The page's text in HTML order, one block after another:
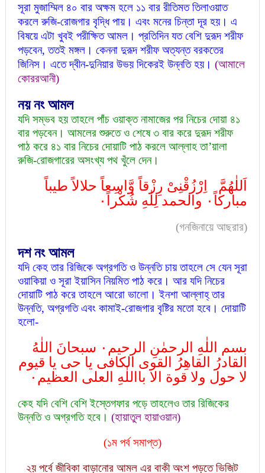
সূরা মুজাম্মিল ৪০ বার অক্ষম হলে ১১ বার রীতিমত তিলাওয়াত
করলে রুজি-রোজগার বৃদ্ধি পায়। এবং মনের চিন্তা দূর হয়। এ
বিষয়ে এটা খুবই পরীক্ষিত আমল। প্রতিদিন যত বেশি দুরূদ শরীফ
পড়বেন, ততই মঙ্গল। কেননা দুরূদ শরীফ অত্যন্ত বরকতের
জিনিস। এতে দ্বীন-দুনিয়ার উভয় দিকেরই উন্নতি হয়। (আমালে
কোররআনী)
নয়নং আমল
যদি সম্ভব হয় তাহলে পাঁচ ওয়াক্ত নামাজের পর নিচের দোয়া ৪১
বার পড়বেন। আমলের শুরুতে ও শেষে ৩ বার করে দুরূদ শরীফ
পাঠ করে ৪১ বার নিচের দোয়াটি পাঠ করলে আল্লাহ তা’য়ালা
রুজি-রোজগারের অসংখ্য পথ খুঁলে দেন।
اَللٰهُمَّ اِرْزُقْنِیْ رِزْقاً وَّاسِعاً حلالاً طيباً
مباركاً٠ والحمد لِلٰهِ شُكْراً٠
(গনজিনায়ে আছরার)
দশনং আমল
যদি কেহ তার রিজিকে অগ্রগতি ও উন্নতি চায় তাহলে সে যেন সূরা
ওয়াকিয়া ও সূরা ইয়াসিন নিয়মিত পাঠ করে। আর যদি নিচের
দোয়াটি পাঠ করে তাহলে আরো ভালো। ইনশা আল্লাহ্ তার
উন্নতি, অগ্রগতি এবং কামাই-রোজগার বৃষ্টির মতো হবে। দোয়াটি
হলো-
بسم اللٰهِ الرحمٰنِ الرحيم٠ سبحانَ اللٰهُ
القادرُ القاهِرُ القوی الكافی يا حی يا قيوم
لا حول ولا قوة الا بااللٰهِ العلی العظيم٠
কেহ যদি বেশি বেশি ইস্তেগফার পড়ে তাহলেও তার রিজিকের
উন্নতি ও অগ্রগতি হবে। (হায়াতুল হায়াওয়ান)
(১ম পর্ব সমাপ্ত)
২য় পর্বে জীবিকা বাড়ানোর আমল এর বাকী অংশ পড়তে ভিজিট